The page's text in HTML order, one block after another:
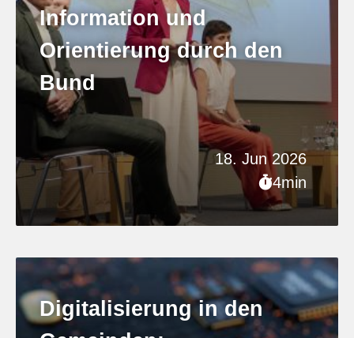
18. Jun 2026
4min
Information und
Orientierung durch den
Bund
Digitalisierung in den